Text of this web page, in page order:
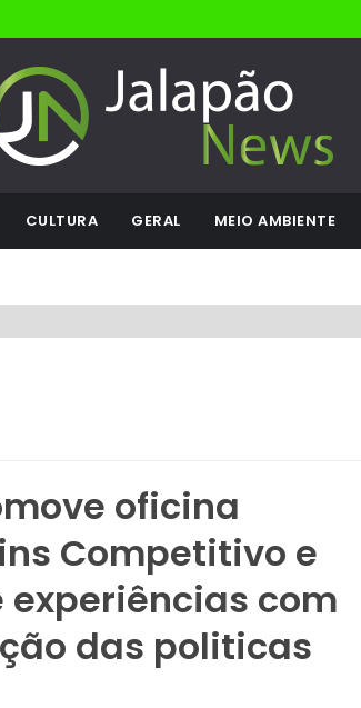
CULTURA GERAL MEIO AMBIENTE
oficina
Competitivo e
com
das politicas